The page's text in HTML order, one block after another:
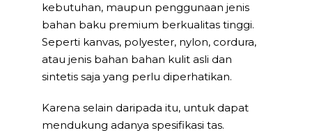
kebutuhan, maupun penggunaan jenis
bahan baku premium berkualitas tinggi.
Seperti kanvas, polyester, nylon, cordura,
atau jenis bahan bahan kulit asli dan
sintetis saja yang perlu diperhatikan.
Karena selain daripada itu, untuk dapat
mendukung adanya spesifikasi tas.